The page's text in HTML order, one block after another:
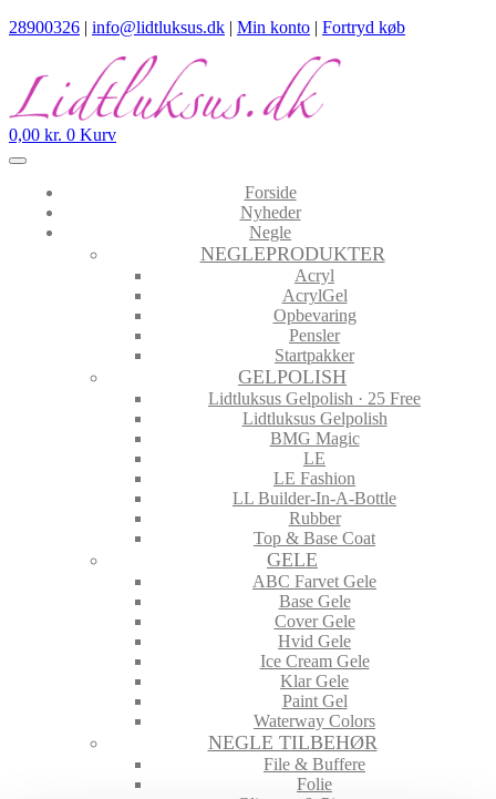
28900326 | info@lidtluksus.dk | Min konto | Fortryd køb
0,00 kr. 0 Kurv
Forside
Nyheder
Negle
NEGLEPRODUKTER
Acryl
AcrylGel
Opbevaring
Pensler
Startpakker
GELPOLISH
Lidtluksus Gelpolish · 25 Free
Lidtluksus Gelpolish
BMG Magic
LE
LE Fashion
LL Builder-In-A-Bottle
Rubber
Top & Base Coat
GELE
ABC Farvet Gele
Base Gele
Cover Gele
Hvid Gele
Ice Cream Gele
Klar Gele
Paint Gel
Waterway Colors
NEGLE TILBEHØR
File & Buffere
Folie